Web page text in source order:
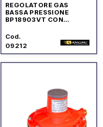
REGOLATORE GAS
BASSA PRESSIONE
BP18903VT CON
Cod.
09212